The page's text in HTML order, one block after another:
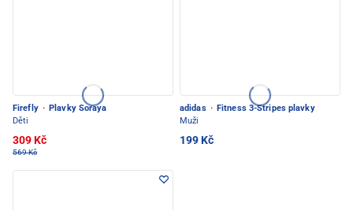
Firefly · Plavky Soraya
Děti
309 Kč
569 Kč
adidas · Fitness 3-Stripes plavky
Muži
199 Kč